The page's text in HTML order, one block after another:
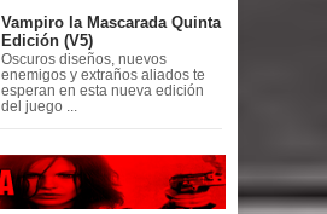
Vampiro la Mascarada Quinta
Edición (V5)
Oscuros diseños, nuevos
enemigos y extraños aliados te
esperan en esta nueva edición
del juego ...